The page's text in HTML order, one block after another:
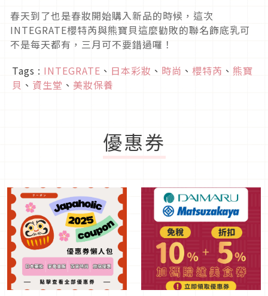
春天到了也是春妝開始購入新品的時候，這次
INTEGRATE櫻特芮與熊寶貝這麼勸敗的聯名飾底乳可
不是每天都有，三月可不要錯過囉！
Tags : INTEGRATE 、 日本彩妝 、 時尚 、 櫻特芮 、 熊寶
貝 、 資生堂 、 美妝保養
優惠券